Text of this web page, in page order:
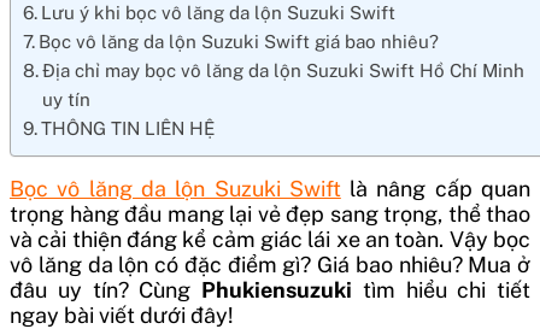
Lưu ý khi bọc vô lăng da lộn Suzuki Swift
Bọc vô lăng da lộn Suzuki Swift giá bao nhiêu?
Địa chỉ may bọc vô lăng da lộn Suzuki Swift Hồ Chí Minh
uy tín
THÔNG TIN LIÊN HỆ
Bọc vô lăng da lộn Suzuki Swiftlà nâng cấp quan
trọng hàng đầu mang lại vẻ đẹp sang trọng, thể thao
và cải thiện đáng kể cảm giác lái xe an toàn. Vậy bọc
vô lăng da lộn có đặc điểm gì? Giá bao nhiêu? Mua ở
đâu uy tín? Cùng Phukiensuzuki tìm hiểu chi tiết
ngay bài viết dưới đây!